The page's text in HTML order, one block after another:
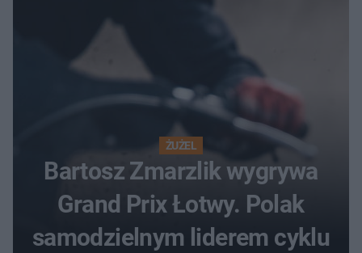
ŻUŻEL
Bartosz Zmarzlik wygrywa
Grand Prix Łotwy. Polak
samodzielnym liderem cyklu